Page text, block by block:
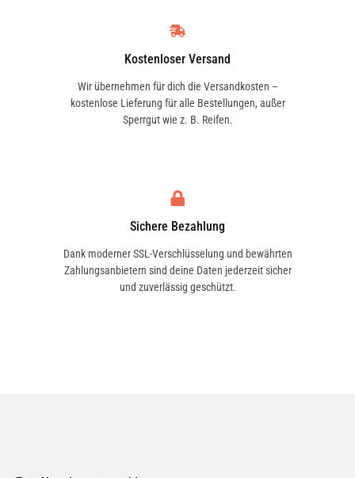
Kostenloser Versand
Wir übernehmen für dich die Versandkosten –
kostenlose Lieferung für alle Bestellungen, außer
Sperrgut wie z. B. Reifen.
Sichere Bezahlung
Dank moderner SSL-Verschlüsselung und bewährten
Zahlungsanbietern sind deine Daten jederzeit sicher
und zuverlässig geschützt.